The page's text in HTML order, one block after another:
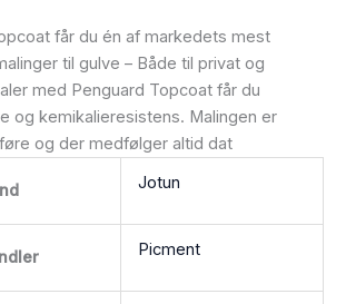
får du én af markedets mest
til gulve – Både til privat og
med Penguard Topcoat får du
og kemikalieresistens. Malingen er
og der medfølger altid dat
Jotun
Picment